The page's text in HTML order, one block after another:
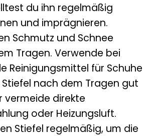
du ihn regelmäßig
und imprägnieren.
Schmutz und Schnee
Tragen. Verwende bei
Reinigungsmittel für Schuhe
nach dem Tragen gut
vermeide direkte
oder Heizungsluft.
Stiefel regelmäßig, um die